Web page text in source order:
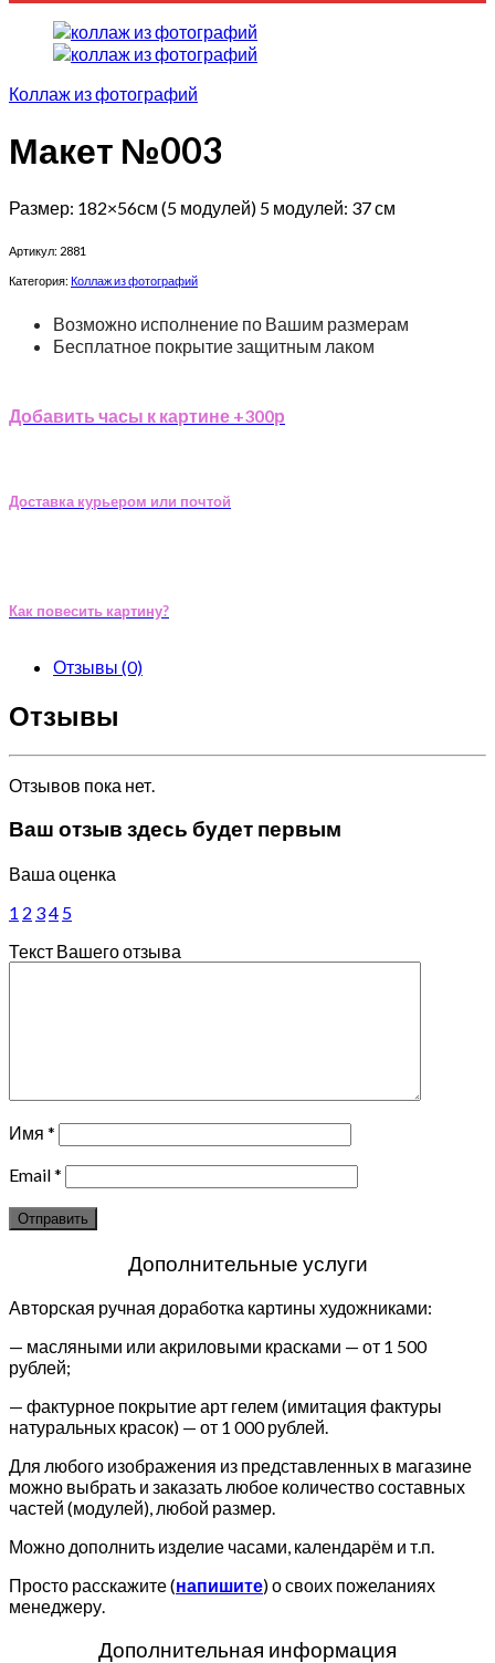
Коллаж из фотографий
Макет №003
Размер: 182×56см (5 модулей) 5 модулей: 37 см
Артикул: 2881
Категория: Коллаж из фотографий
Возможно исполнение по Вашим размерам
Бесплатное покрытие защитным лаком
Добавить часы к картине +300р
Доставка курьером или почтой
Как повесить картину?
Отзывы (0)
Отзывы
Отзывов пока нет.
Ваш отзыв здесь будет первым
Ваша оценка
1 2 34 5
Текст Вашего отзыва
Имя *
Email*
Дополнительные услуги
Авторская ручная доработка картины художниками:
— масляными или акриловыми красками — от 1 500
рублей;
— фактурное покрытие арт гелем (имитация фактуры
натуральных красок) — от 1 000 рублей.
Для любого изображения из представленных в магазине
можно выбрать и заказать любое количество составных
частей (модулей), любой размер.
Можно дополнить изделие часами, календарём и т.п.
Просто расскажите (напишите) о своих пожеланиях
менеджеру.
Дополнительная информация